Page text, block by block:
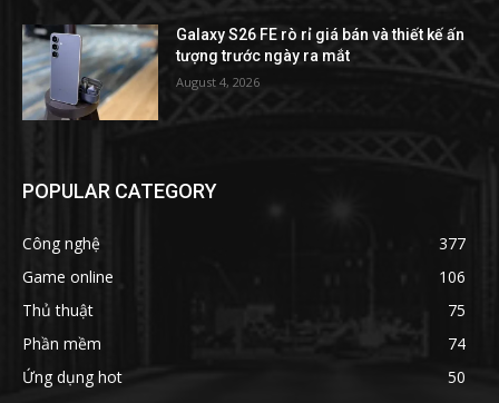
Galaxy S26 FE rò rỉ giá bán và thiết kế ấn
tượng trước ngày ra mắt
August 4, 2026
POPULAR CATEGORY
Công nghệ
377
Game online
106
Thủ thuật
75
Phần mềm
74
Ứng dụng hot
50